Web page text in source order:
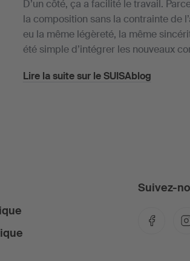
D’un côté, ça a facilité le travail.
la composition sans la contrainte de
eu la même légèreté, la même
été simple d’intégrer les nouveaux
Lire la suite sur le SUISAblog
Suivez-
Facebook